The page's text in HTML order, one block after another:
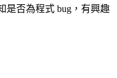
是否為程式 bug，有興趣